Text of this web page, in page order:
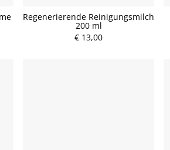
Regenerierende Reinigungsmilch
200 ml
€ 13,00